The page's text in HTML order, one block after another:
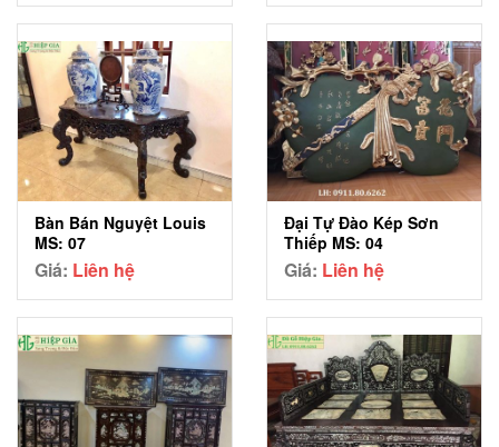
Bàn Bán Nguyệt Louis
MS: 07
Giá: Liên hệ
Đại Tự Đào Kép Sơn
Thiếp MS: 04
Giá: Liên hệ